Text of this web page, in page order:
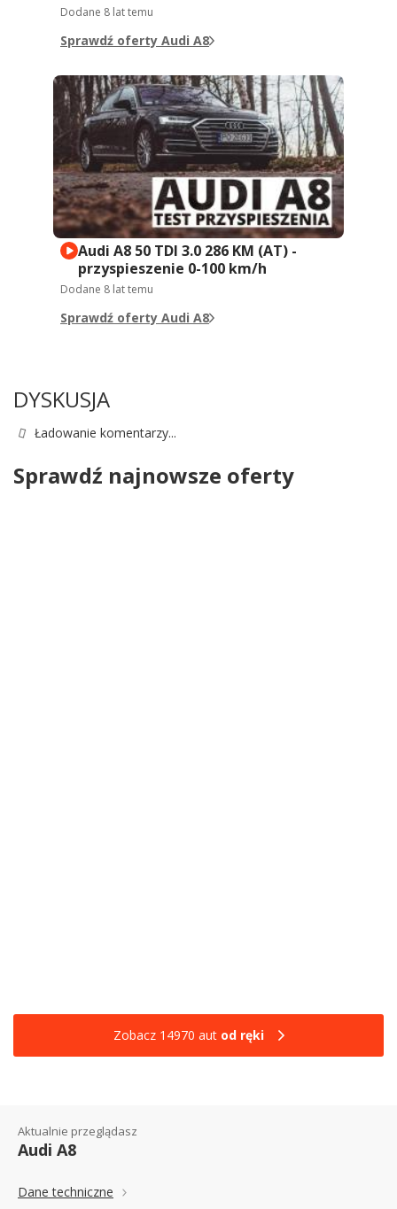
Dodane 8 lat temu
Sprawdź oferty Audi A8
Audi A8 50 TDI 3.0 286 KM (AT) -
przyspieszenie 0-100 km/h
Dodane 8 lat temu
Sprawdź oferty Audi A8
DYSKUSJA
Ładowanie komentarzy...
Sprawdź najnowsze oferty
Zobacz 14970 aut od ręki
Aktualnie przeglądasz
Audi A8
Dane techniczne